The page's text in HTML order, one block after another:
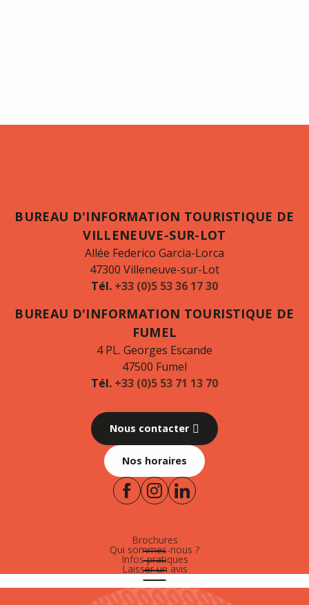
BUREAU D'INFORMATION TOURISTIQUE DE
VILLENEUVE-SUR-LOT
Allée Federico Garcia-Lorca
47300 Villeneuve-sur-Lot
Tél. +33 (0)5 53 36 17 30
BUREAU D'INFORMATION TOURISTIQUE DE
FUMEL
4 PL. Georges Escande
47500 Fumel
Tél. +33 (0)5 53 71 13 70
Nous contacter
Nos horaires
Brochures
Qui sommes-nous ?
Infos pratiques
Laisser un avis